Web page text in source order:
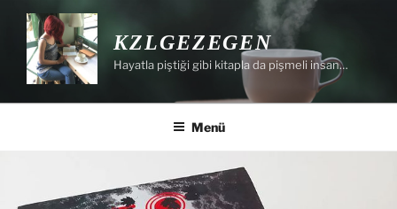
İçeriğe
KZLGEZEGEN
Hayatla piştiği gibi kitapla da pişmeli insan…
Menü